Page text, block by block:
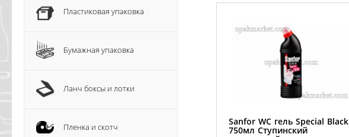
Пластиковая упаковка
Бумажная упаковка
Ланч боксы и лотки
Пленка и скотч Sanfor WC гель Special Black
750мл Ступинский